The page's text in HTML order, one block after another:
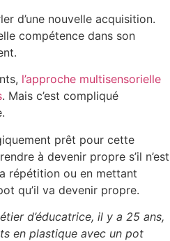
d’une nouvelle acquisition.
compétence dans son
l’approche multisensorielle
. Mais c’est compliqué
prêt pour cette
à devenir propre s’il n’est
répétition ou en mettant
qu’il va devenir propre.
d’éducatrice, il y a 25 ans,
en plastique avec un pot